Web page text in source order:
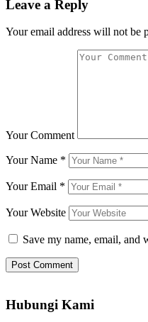
Leave a Reply
Your email address will not be
Your Comment
Your Name *
Your Email *
Your Website
Save my name, email, and
Hubungi Kami